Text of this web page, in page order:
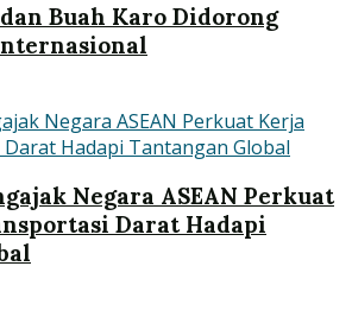
Buah Karo Didorong
Negara ASEAN Perkuat
Darat Hadapi